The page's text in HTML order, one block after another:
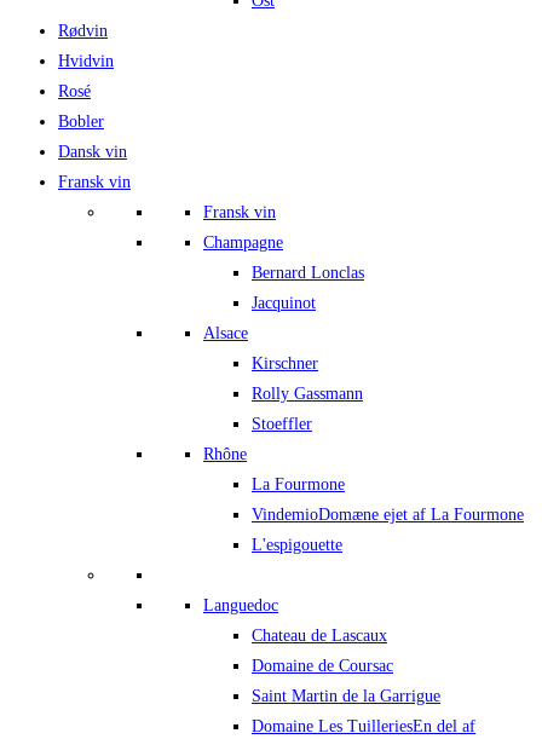
Rødvin
Hvidvin
Rosé
Bobler
Dansk vin
Fransk vin
Fransk vin
Champagne
Bernard Lonclas
Jacquinot
Alsace
Kirschner
Rolly Gassmann
Stoeffler
Rhône
La Fourmone
VindemioDomæne ejet af La Fourmone
L'espigouette
Languedoc
Chateau de Lascaux
Domaine de Coursac
Saint Martin de la Garrigue
Domaine Les TuilleriesEn del af